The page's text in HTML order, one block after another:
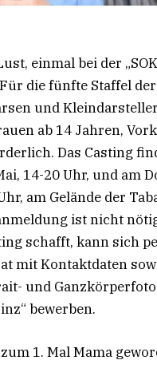
einmal bei der
die fünfte Staffel
und
ab 14 Jahren,
Das Casting
14-20 Uhr, und am
am Gelände der
ist nicht
schafft, kann sich
mit Kontaktdaten
und
bewerben.
1. Mal Mama